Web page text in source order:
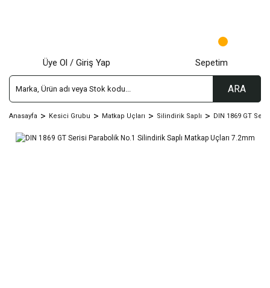
ARA
Üye Ol / Giriş Yap Sepetim
Anasayfa Kesici Grubu Matkap Uçları Silindirik Saplı DIN 1869 GT